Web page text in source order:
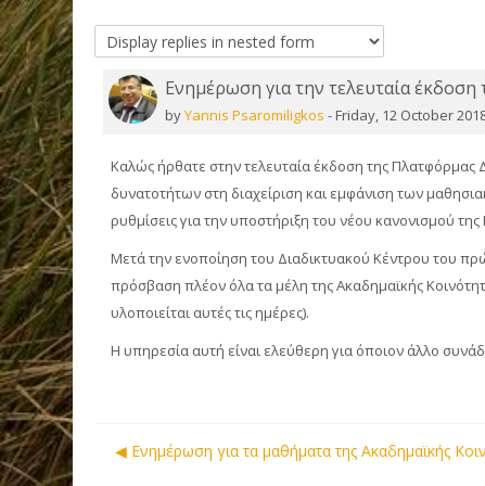
Ενημέρωση για την τελευταία
byYannis Psaromiligkos - Friday, 12 October
Number of replies: 0
Καλώς ήρθατε στην τελευταία έκδοση της Πλατφόρμας
δυνατοτήτων στη διαχείριση και εμφάνιση των
ρυθμίσεις για την υποστήριξη του νέου κανονισμού
Μετά την ενοποίηση του Διαδικτυακού Κέντρου του
πρόσβαση πλέον όλα τα μέλη της Ακαδημαϊκής
υλοποιείται αυτές τις ημέρες).
Η υπηρεσία αυτή είναι ελεύθερη για όποιον άλλο
◀︎ Ενημέρωση για τα μαθήματα της Ακαδημαϊκής